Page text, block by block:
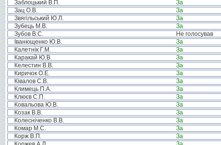
Заблоцький В.П.
За
Зац О.В.
За
Звягільський Ю.Л.
За
Зубець М.В.
За
Зубов В.С.
Не голосував
Іванющенко Ю.В.
За
Калетнік Г.М.
За
Каракай Ю.В.
За
Келестин В.В.
За
Киричок О.Е.
За
Ківалов С.В.
За
Климець П.А.
За
Клюєв С.П.
За
Ковальова Ю.В.
За
Козак В.В.
За
Колесніченко В.В.
За
Комар М.С.
За
Корж В.П.
За